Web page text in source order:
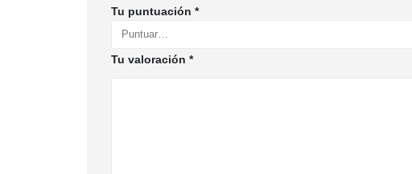
Tu puntuación *
Tu valoración*